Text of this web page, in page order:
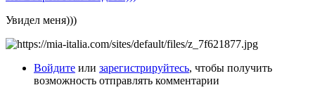
Увидел меня)))
Войдите или зарегистрируйтесь, чтобы получить
возможность отправлять комментарии